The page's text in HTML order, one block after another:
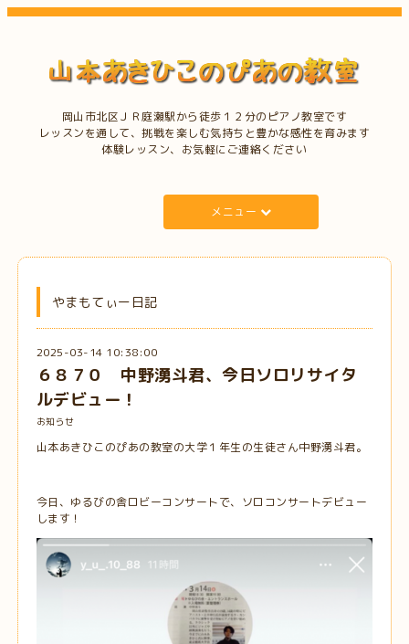
岡山市北区ＪＲ庭瀬駅から徒歩１２分のピアノ教室です
レッスンを通して、挑戦を楽しむ気持ちと豊かな感性を育みます
体験レッスン、お気軽にご連絡ください
メニュー
やまもてぃー日記
2025-03-14 10:38:00
６８７０ 中野湧斗君、今日ソロリサイタ
ルデビュー！
お知らせ
山本あきひこのぴあの教室の大学１年生の生徒さん中野湧斗君。
今日、ゆるびの舎ロビーコンサートで、ソロコンサートデビュー
します！